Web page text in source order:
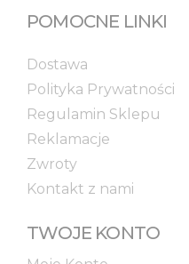
POMOCNE LINKI
Dostawa
Polityka Prywatności
Regulamin Sklepu
Reklamacje
Zwroty
Kontakt z nami
TWOJE KONTO